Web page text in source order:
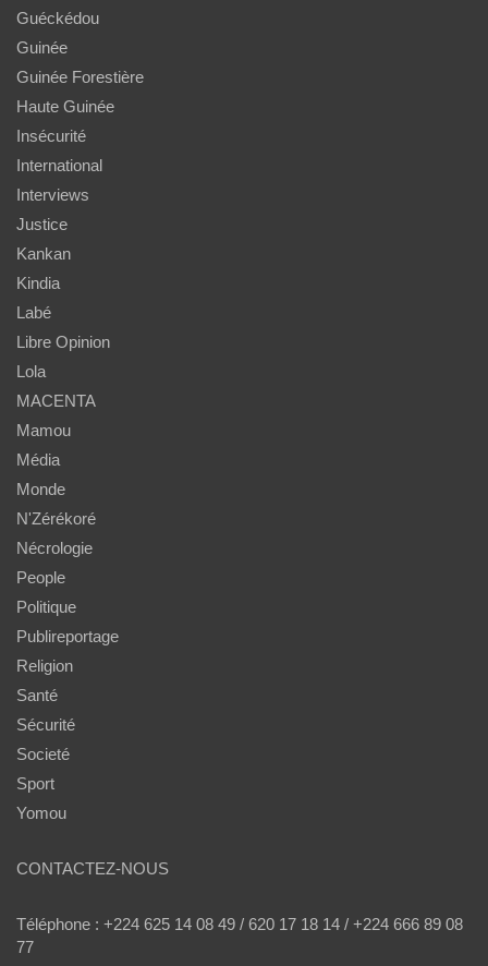
Guéckédou
Guinée
Guinée Forestière
Haute Guinée
Insécurité
International
Interviews
Justice
Kankan
Kindia
Labé
Libre Opinion
Lola
MACENTA
Mamou
Média
Monde
N'Zérékoré
Nécrologie
People
Politique
Publireportage
Religion
Santé
Sécurité
Societé
Sport
Yomou
CONTACTEZ-NOUS
Téléphone : +224 625 14 08 49 / 620 17 18 14 / +224 666 89 08
77